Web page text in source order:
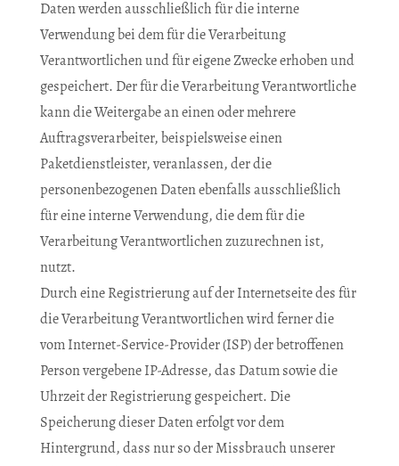
Daten werden ausschließlich für die interne
Verwendung bei dem für die Verarbeitung
Verantwortlichen und für eigene Zwecke erhoben und
gespeichert. Der für die Verarbeitung Verantwortliche
kann die Weitergabe an einen oder mehrere
Auftragsverarbeiter, beispielsweise einen
Paketdienstleister, veranlassen, der die
personenbezogenen Daten ebenfalls ausschließlich
für eine interne Verwendung, die dem für die
Verarbeitung Verantwortlichen zuzurechnen ist,
nutzt.
Durch eine Registrierung auf der Internetseite des für
die Verarbeitung Verantwortlichen wird ferner die
vom Internet-Service-Provider (ISP) der betroffenen
Person vergebene IP-Adresse, das Datum sowie die
Uhrzeit der Registrierung gespeichert. Die
Speicherung dieser Daten erfolgt vor dem
Hintergrund, dass nur so der Missbrauch unserer